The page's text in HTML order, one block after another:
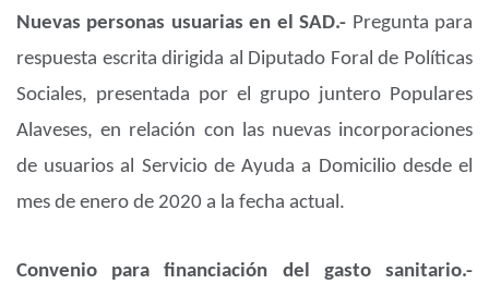
Nuevas personas usuarias en el SAD.- Pregunta para
respuesta escrita dirigida al Diputado Foral de Políticas
Sociales, presentada por el grupo juntero Populares
Alaveses, en relación con las nuevas incorporaciones
de usuarios al Servicio de Ayuda a Domicilio desde el
mes de enero de 2020 a la fecha actual.
Convenio para financiación del gasto sanitario.-